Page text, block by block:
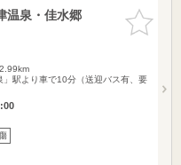
お気に入
りに追加
温泉・佳水郷
」駅より車で10分（送迎バス有、要